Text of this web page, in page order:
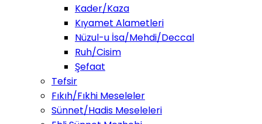
Kader/Kaza
Kıyamet Alametleri
Nüzul-u İsa/Mehdi/Deccal
Ruh/Cisim
Şefaat
Tefsir
Fıkıh/Fıkhi Meseleler
Sünnet/Hadis Meseleleri